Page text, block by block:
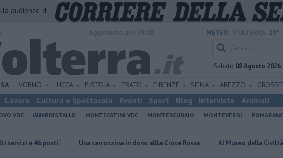
audience di
METEO: 23°
Sabato 08 Agosto 2026
LIVORNO LUCCA PISTOIA PRATO FIRENZE SIENA AREZZO
Lavoro Cultura e Spettacolo Eventi Sport Blog Interviste Animali
VDC GUARDISTALLO MONTECATINI VDC MONTESCUDAIO MONTEVERDI
posti" Una carrozzina in dono allla Croce Rossa Al Museo della Civiltà contadina